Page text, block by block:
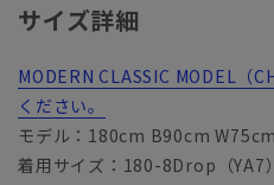
サイズ詳細
MODERN CLASSIC MODEL（
ください。
モデル：180cm B90cm
着用サイズ：180-8Drop（YA7）